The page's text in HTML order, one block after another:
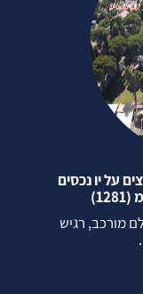
על יו נכסים
מורכב, רגיש